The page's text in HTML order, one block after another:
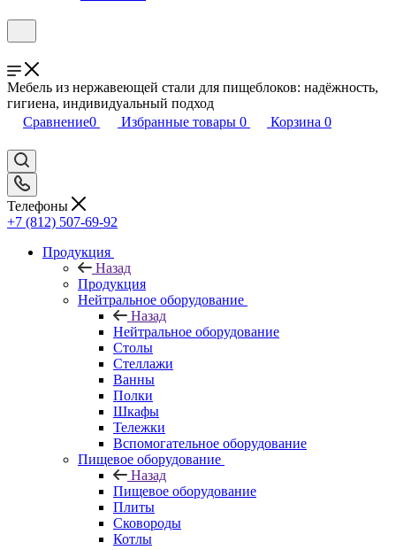
Мебель из нержавеющей стали для пищеблоков: надёжность,
гигиена, индивидуальный подход
Сравнение0 Избранные товары 0 Корзина 0
Телефоны
+7 (812) 507-69-92
Продукция
Назад
Продукция
Нейтральное оборудование
Назад
Нейтральное оборудование
Столы
Стеллажи
Ванны
Полки
Шкафы
Тележки
Вспомогательное оборудование
Пищевое оборудование
Назад
Пищевое оборудование
Плиты
Сковороды
Котлы